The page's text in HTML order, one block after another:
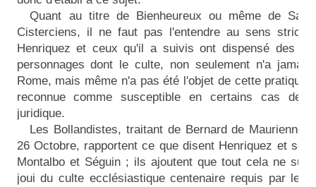
Quant au titre de Bienheureux ou même de
Cisterciens, il ne faut pas l'entendre au sens
Henriquez et ceux qu'il a suivis ont dispensé des
personnages dont le culte, non seulement n'a
Rome, mais même n'a pas été l'objet de cette pratique
reconnue comme susceptible en certains cas de
juridique.
Les Bollandistes, traitant de Bernard de Maurienne
26 Octobre, rapportent ce que disent Henriquez et ses
Montalbo et Séguin ; ils ajoutent que tout cela ne
joui du culte ecclésiastique centenaire requis par les